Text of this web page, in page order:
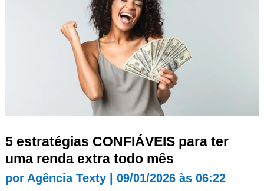
5 estratégias CONFIÁVEIS para ter
uma renda extra todo mês
por Agência Texty| 09/01/2026 às 06:22